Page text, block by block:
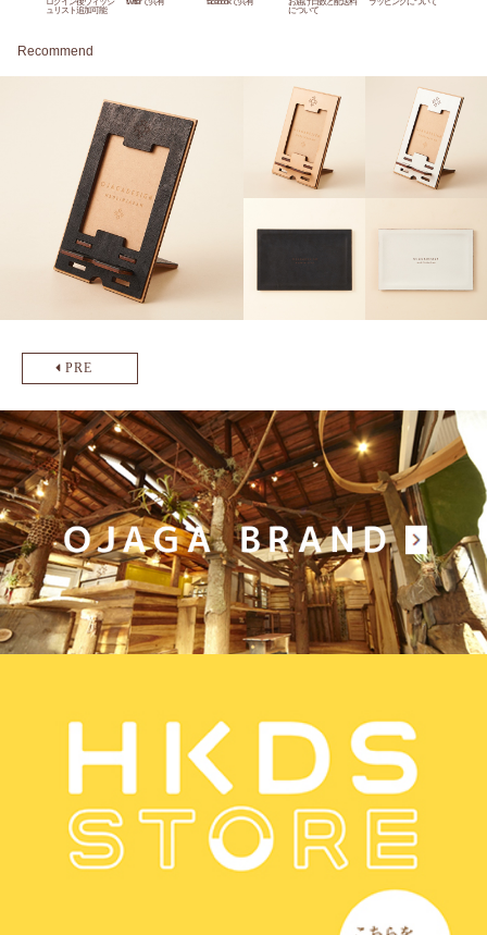
ログイン後ウィッシ
ュリスト追加可能
twitterで共有 facebookで共有
お届け日数と配送料
について
ラッピングについて
Recommend